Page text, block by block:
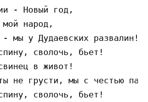
- Новый год,
народ,
мы у Дудаевских развалин!
сволочь, бьет!
в живот!
не грусти, мы с честью
сволочь, бьет!